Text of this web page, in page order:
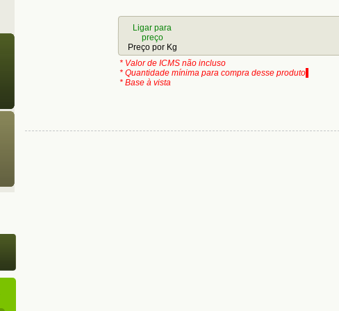
Ligar para
preço
Preço por Kg
* Valor de ICMS não incluso
* Quantidade mínima para compra desse produto
* Base à vista